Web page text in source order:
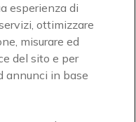
sicurezza
esperienza di
ottimizzare
misurare ed
del sito e per
annunci in base